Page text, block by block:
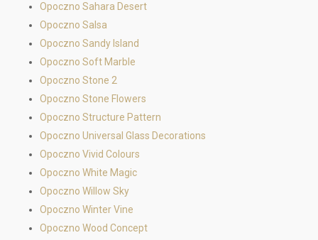
Opoczno Sahara Desert
Opoczno Salsa
Opoczno Sandy Island
Opoczno Soft Marble
Opoczno Stone 2
Opoczno Stone Flowers
Opoczno Structure Pattern
Opoczno Universal Glass Decorations
Opoczno Vivid Colours
Opoczno White Magic
Opoczno Willow Sky
Opoczno Winter Vine
Opoczno Wood Concept